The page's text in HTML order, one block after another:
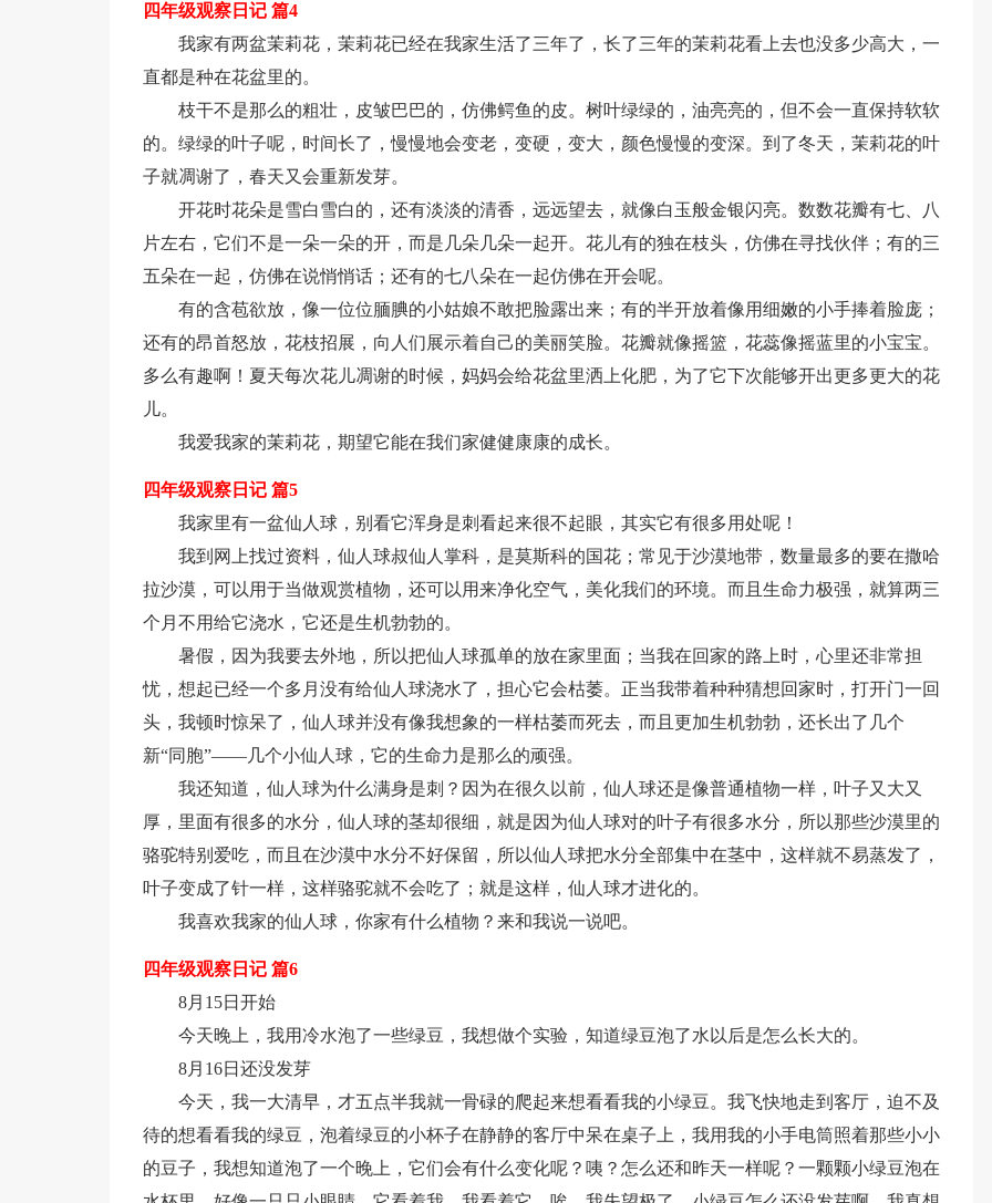
四年级观察日记 篇4
我家有两盆茉莉花，茉莉花已经在我家生活了三年了，长了三年的茉莉花看上去也没多少高大，一
直都是种在花盆里的。
枝干不是那么的粗壮，皮皱巴巴的，仿佛鳄鱼的皮。树叶绿绿的，油亮亮的，但不会一直保持软软
的。绿绿的叶子呢，时间长了，慢慢地会变老，变硬，变大，颜色慢慢的变深。到了冬天，茉莉花的叶
子就凋谢了，春天又会重新发芽。
开花时花朵是雪白雪白的，还有淡淡的清香，远远望去，就像白玉般金银闪亮。数数花瓣有七、八
片左右，它们不是一朵一朵的开，而是几朵几朵一起开。花儿有的独在枝头，仿佛在寻找伙伴；有的三
五朵在一起，仿佛在说悄悄话；还有的七八朵在一起仿佛在开会呢。
有的含苞欲放，像一位位腼腆的小姑娘不敢把脸露出来；有的半开放着像用细嫩的小手捧着脸庞；
还有的昂首怒放，花枝招展，向人们展示着自己的美丽笑脸。花瓣就像摇篮，花蕊像摇蓝里的小宝宝。
多么有趣啊！夏天每次花儿凋谢的时候，妈妈会给花盆里洒上化肥，为了它下次能够开出更多更大的花
儿。
我爱我家的茉莉花，期望它能在我们家健健康康的成长。
四年级观察日记 篇5
我家里有一盆仙人球，别看它浑身是刺看起来很不起眼，其实它有很多用处呢！
我到网上找过资料，仙人球叔仙人掌科，是莫斯科的国花；常见于沙漠地带，数量最多的要在撒哈
拉沙漠，可以用于当做观赏植物，还可以用来净化空气，美化我们的环境。而且生命力极强，就算两三
个月不用给它浇水，它还是生机勃勃的。
暑假，因为我要去外地，所以把仙人球孤单的放在家里面；当我在回家的路上时，心里还非常担
忧，想起已经一个多月没有给仙人球浇水了，担心它会枯萎。正当我带着种种猜想回家时，打开门一回
头，我顿时惊呆了，仙人球并没有像我想象的一样枯萎而死去，而且更加生机勃勃，还长出了几个
新“同胞”——几个小仙人球，它的生命力是那么的顽强。
我还知道，仙人球为什么满身是刺？因为在很久以前，仙人球还是像普通植物一样，叶子又大又
厚，里面有很多的水分，仙人球的茎却很细，就是因为仙人球对的叶子有很多水分，所以那些沙漠里的
骆驼特别爱吃，而且在沙漠中水分不好保留，所以仙人球把水分全部集中在茎中，这样就不易蒸发了，
叶子变成了针一样，这样骆驼就不会吃了；就是这样，仙人球才进化的。
我喜欢我家的仙人球，你家有什么植物？来和我说一说吧。
四年级观察日记 篇6
8月15日开始
今天晚上，我用冷水泡了一些绿豆，我想做个实验，知道绿豆泡了水以后是怎么长大的。
8月16日还没发芽
今天，我一大清早，才五点半我就一骨碌的爬起来想看看我的小绿豆。我飞快地走到客厅，迫不及
待的想看看我的绿豆，泡着绿豆的小杯子在静静的客厅中呆在桌子上，我用我的小手电筒照着那些小小
的豆子，我想知道泡了一个晚上，它们会有什么变化呢？咦？怎么还和昨天一样呢？一颗颗小绿豆泡在